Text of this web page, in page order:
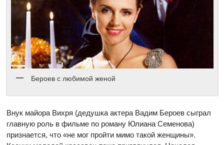
Бероев с любимой женой
Внук майора Вихря (дедушка актера Вадим Бероев сыграл
главную роль в фильме по роману Юлиана Семенова)
признается, что «не мог пройти мимо такой женщины».